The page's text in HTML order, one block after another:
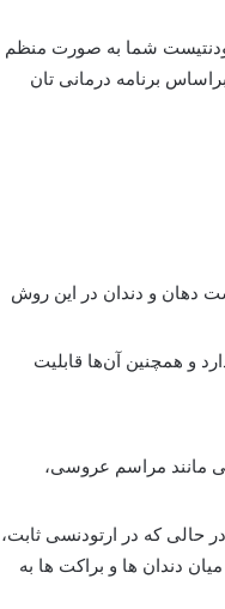
شما به صورت منظم
برنامه‌ درمانی ‌تان
دهان و دندان در این روش
و همچنین آن‌ها قابلیت
مانند مراسم عروسی،
حالی که در ارتودنسی ثابت،
دندان‌ ها و براکت ها به